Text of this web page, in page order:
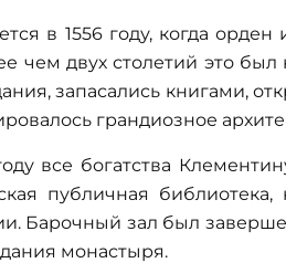
в 1556 году, когда
чем двух столетий это
запасались книгами,
грандиозное
все богатства
публичная библиотека,
Барочный зал был
монастыря.